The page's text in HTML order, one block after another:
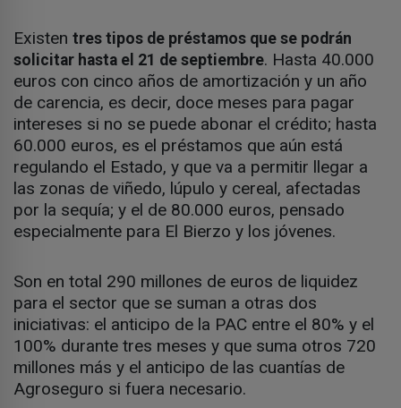
Existen tres tipos de préstamos que se podrán
solicitar hasta el 21 de septiembre. Hasta 40.000
euros con cinco años de amortización y un año
de carencia, es decir, doce meses para pagar
intereses si no se puede abonar el crédito; hasta
60.000 euros, es el préstamos que aún está
regulando el Estado, y que va a permitir llegar a
las zonas de viñedo, lúpulo y cereal, afectadas
por la sequía; y el de 80.000 euros, pensado
especialmente para El Bierzo y los jóvenes.
Son en total 290 millones de euros de liquidez
para el sector que se suman a otras dos
iniciativas: el anticipo de la PAC entre el 80% y el
100% durante tres meses y que suma otros 720
millones más y el anticipo de las cuantías de
Agroseguro si fuera necesario.